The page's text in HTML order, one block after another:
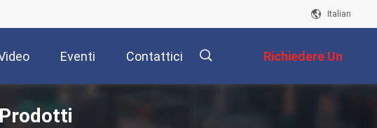
Italian
Eventi Contattici Richiedere Un
Preventivo